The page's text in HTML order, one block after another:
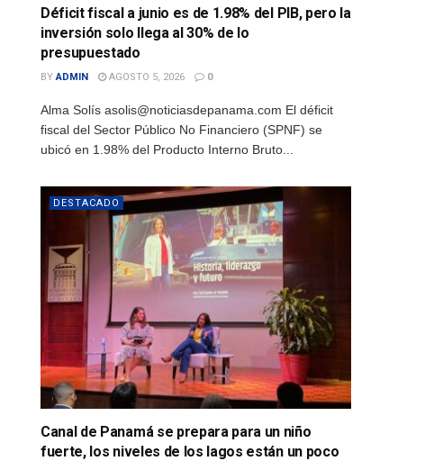
Déficit fiscal a junio es de 1.98% del PIB, pero la
inversión solo llega al 30% de lo
presupuestado
BY ADMIN AGOSTO 5, 2026 0
Alma Solís asolis@noticiasdepanama.com El déficit
fiscal del Sector Público No Financiero (SPNF) se
ubicó en 1.98% del Producto Interno Bruto...
DESTACADO
Canal de Panamá se prepara para un niño
fuerte, los niveles de los lagos están un poco